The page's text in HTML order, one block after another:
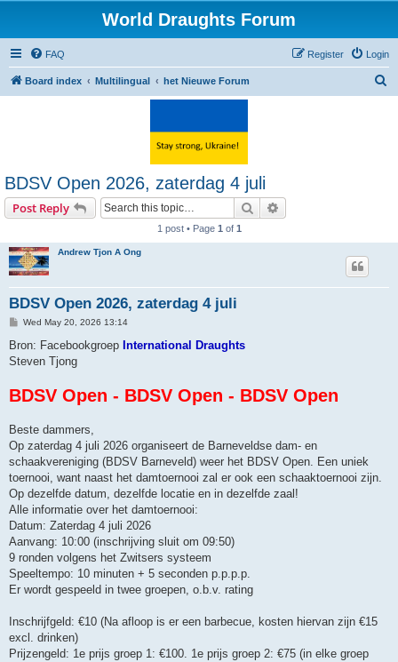
World Draughts Forum
FAQ Login
Register
Board index Multilingual het Nieuwe Forum
BDSV Open 2026, zaterdag 4 juli
Post Reply Search
1 post • Page 1 of 1
Andrew Tjon A Ong
BDSV Open 2026, zaterdag 4 juli
P
s
Wed May 20, 2026 13:14
Bron: Facebookgroep International Draughts
Steven Tjong
BDSV Open - BDSV Open - BDSV Open
Beste dammers,
Op zaterdag 4 juli 2026 organiseert de Barneveldse dam- en
schaakvereniging (BDSV Barneveld) weer het BDSV Open. Een uniek
toernooi, want naast het damtoernooi zal er ook een schaaktoernooi zijn.
Op dezelfde datum, dezelfde locatie en in dezelfde zaal!
Alle informatie over het damtoernooi:
Datum: Zaterdag 4 juli 2026
Aanvang: 10:00 (inschrijving sluit om 09:50)
9 ronden volgens het Zwitsers systeem
Speeltempo: 10 minuten + 5 seconden p.p.p.p.
Er wordt gespeeld in twee groepen, o.b.v. rating
Inschrijfgeld: €10 (Na afloop is er een barbecue, kosten hiervan zijn €15
excl. drinken)
Prijzengeld: 1e prijs groep 1: €100. 1e prijs groep 2: €75 (in elke groep